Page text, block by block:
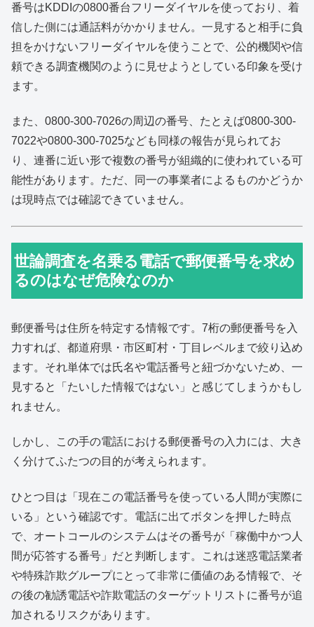
番号はKDDIの0800番台フリーダイヤルを使っており、着
信した側には通話料がかかりません。一見すると相手に負
担をかけないフリーダイヤルを使うことで、公的機関や信
頼できる調査機関のように見せようとしている印象を受け
ます。
また、0800-300-7026の周辺の番号、たとえば0800-300-
7022や0800-300-7025なども同様の報告が見られてお
り、連番に近い形で複数の番号が組織的に使われている可
能性があります。ただ、同一の事業者によるものかどうか
は現時点では確認できていません。
世論調査を名乗る電話で郵便番号を求め
るのはなぜ危険なのか
郵便番号は住所を特定する情報です。7桁の郵便番号を入
力すれば、都道府県・市区町村・丁目レベルまで絞り込め
ます。それ単体では氏名や電話番号と紐づかないため、一
見すると「たいした情報ではない」と感じてしまうかもし
れません。
しかし、この手の電話における郵便番号の入力には、大き
く分けてふたつの目的が考えられます。
ひとつ目は「現在この電話番号を使っている人間が実際に
いる」という確認です。電話に出てボタンを押した時点
で、オートコールのシステムはその番号が「稼働中かつ人
間が応答する番号」だと判断します。これは迷惑電話業者
や特殊詐欺グループにとって非常に価値のある情報で、そ
の後の勧誘電話や詐欺電話のターゲットリストに番号が追
加されるリスクがあります。